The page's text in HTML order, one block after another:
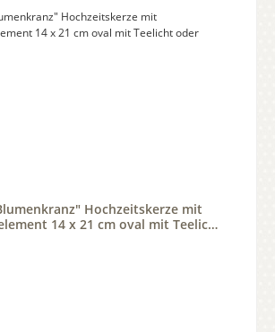
Hochzeitskerze mit
14 x 21 cm oval mit Teelicht